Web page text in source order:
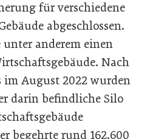
für verschiedene
abgeschlossen.
unter anderem einen
Nach
im August 2022 wurden
darin befindliche Silo
begehrte rund 162.600